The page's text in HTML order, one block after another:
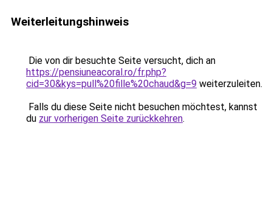
Weiterleitungshinweis
Die von dir besuchte Seite versucht, dich an
https://pensiuneacoral.ro/fr.php?
cid=30&kys=pull%20fille%20chaud&g=9 weiterzuleiten.
Falls du diese Seite nicht besuchen möchtest, kannst
du zur vorherigen Seite zurückkehren.